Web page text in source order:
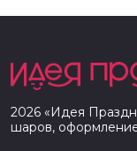
2026 «Идея
шаров,